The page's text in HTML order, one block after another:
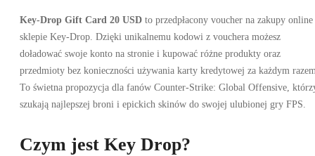
Key-Drop Gift Card 20 USD to przedpłacony voucher na zakupy
sklepie Key-Drop. Dzięki unikalnemu kodowi z vouchera możesz
doładować swoje konto na stronie i kupować różne produkty oraz
przedmioty bez konieczności używania karty kredytowej za każdym
To świetna propozycja dla fanów Counter-Strike: Global Offensive,
szukają najlepszej broni i epickich skinów do swojej ulubionej gry FPS.
Czym jest Key Drop?